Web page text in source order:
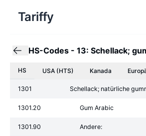
Tariffy
HS-Codes - 13: Schellack;
HS USA (HTS) Kanada
1301 Schellack; natürliche
1301.20 Gum Arabic
1301.90 Andere: